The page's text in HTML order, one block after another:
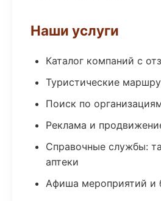
Наши услуги
Каталог компаний с
Туристические
Поиск по
Реклама и
Справочные службы:
аптеки
Афиша мероприятий и